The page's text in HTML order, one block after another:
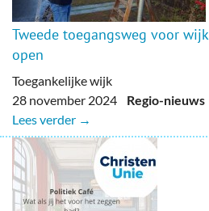
Tweede toegangsweg voor
open
Toegankelijke wijk
28 november 2024 Regio-nieuws
Lees verder →